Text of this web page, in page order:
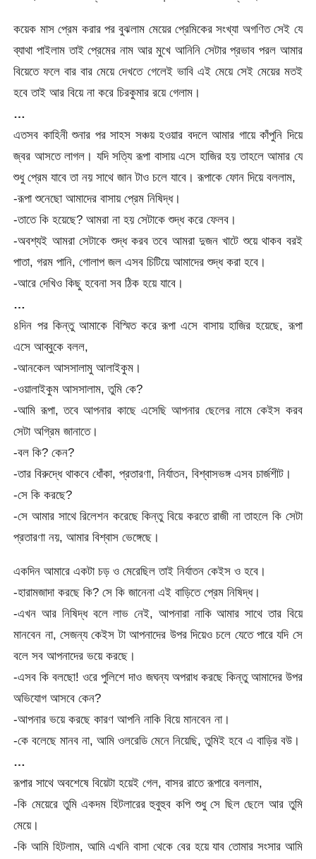
কয়েক মাস প্রেম করার পর বুঝলাম মেয়ের প্রেমিকের সংখ্যা অগণিত সেই যে
ব্যাথা পাইলাম তাই প্রেমের নাম আর মুখে আনিনি সেটার প্রভাব পরল আমার
বিয়েতে ফলে বার বার মেয়ে দেখতে গেলেই ভাবি এই মেয়ে সেই মেয়ের মতই
হবে তাই আর বিয়ে না করে চিরকুমার রয়ে গেলাম।
…
এতসব কাহিনী শুনার পর সাহস সঞ্চয় হওয়ার বদলে আমার গায়ে কাঁপুনি দিয়ে
জ্বর আসতে লাগল। যদি সত্যি রূপা বাসায় এসে হাজির হয় তাহলে আমার যে
শুধু প্রেম যাবে তা নয় সাথে জান টাও চলে যাবে। রূপাকে ফোন দিয়ে বললাম,
-রূপা শুনেছো আমাদের বাসায় প্রেম নিষিদ্ধ।
-তাতে কি হয়েছে? আমরা না হয় সেটাকে শুদ্ধ করে ফেলব।
-অবশ্যই আমরা সেটাকে শুদ্ধ করব তবে আমরা দুজন খাটে শুয়ে থাকব বরই
পাতা, গরম পানি, গোলাপ জল এসব চিটিয়ে আমাদের শুদ্ধ করা হবে।
-আরে দেখিও কিছু হবেনা সব ঠিক হয়ে যাবে।
…
৪দিন পর কিন্তু আমাকে বিস্মিত করে রূপা এসে বাসায় হাজির হয়েছে, রূপা
এসে আব্বুকে বলল,
-আনকেল আসসালামু আলাইকুম।
-ওয়ালাইকুম আসসালাম, তুমি কে?
-আমি রূপা, তবে আপনার কাছে এসেছি আপনার ছেলের নামে কেইস করব
সেটা অগ্রিম জানাতে।
-বল কি? কেন?
-তার বিরুদ্ধে থাকবে ধোঁকা, প্রতারণা, নির্যাতন, বিশ্বাসভঙ্গ এসব চার্জশীট।
-সে কি করছে?
-সে আমার সাথে রিলেশন করেছে কিন্তু বিয়ে করতে রাজী না তাহলে কি সেটা
প্রতারণা নয়, আমার বিশ্বাস ভেঙ্গেছে।
একদিন আমারে একটা চড় ও মেরেছিল তাই নির্যাতন কেইস ও হবে।
-হারামজাদা করছে কি? সে কি জানেনা এই বাড়িতে প্রেম নিষিদ্ধ।
-এখন আর নিষিদ্ধ বলে লাভ নেই, আপনারা নাকি আমার সাথে তার বিয়ে
মানবেন না, সেজন্য কেইস টা আপনাদের উপর দিয়েও চলে যেতে পারে যদি সে
বলে সব আপনাদের ভয়ে করছে।
-এসব কি বলছো! ওরে পুলিশে দাও জঘন্য অপরাধ করছে কিন্তু আমাদের উপর
অভিযোগ আসবে কেন?
-আপনার ভয়ে করছে কারণ আপনি নাকি বিয়ে মানবেন না।
-কে বলেছে মানব না, আমি ওলরেডি মেনে নিয়েছি, তুমিই হবে এ বাড়ির বউ।
…
রূপার সাথে অবশেষে বিয়েটা হয়েই গেল, বাসর রাতে রূপারে বললাম,
-কি মেয়েরে তুমি একদম হিটলারের হুবুহুব কপি শুধু সে ছিল ছেলে আর তুমি
মেয়ে।
-কি আমি হিটলাম, আমি এখনি বাসা থেকে বের হয়ে যাব তোমার সংসার আমি